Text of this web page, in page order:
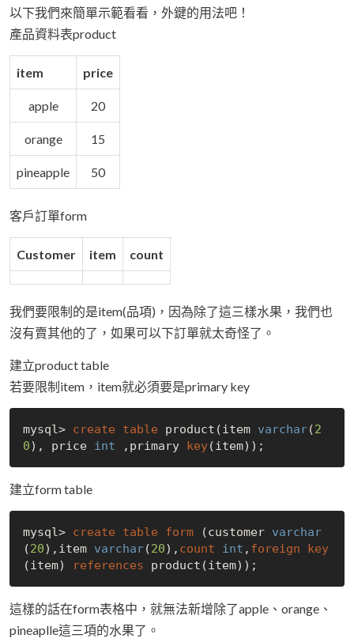
以下我們來簡單示範看看，外鍵的用法吧！
產品資料表product
item price
apple 20
orange 15
pineapple 50
客戶訂單form
Customer item count
我們要限制的是item(品項)，因為除了這三樣水果，我們也
沒有賣其他的了，如果可以下訂單就太奇怪了。
建立product table
若要限制item，item就必須要是primary key
mysql> create table product(item varchar(2
0), price int ,primary key
建立form table
mysql> create table form (customer varchar
(20),item varchar(20), count int , foreign
key
(item)
references
這樣的話在form表格中，就無法新增除了apple、orange、
pineaplle這三項的水果了。